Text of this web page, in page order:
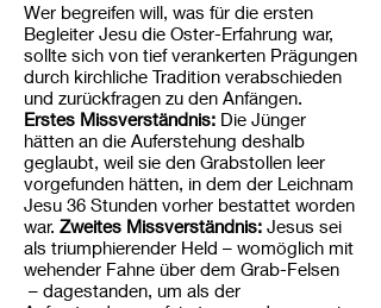
Wer begreifen will, was für die ersten
Begleiter Jesu die Oster-Erfahrung war,
sollte sich von tief verankerten Prägungen
durch kirchliche Tradition verabschieden
und zurückfragen zu den Anfängen.
Erstes Missverständnis: Die Jünger
hätten an die Auferstehung deshalb
geglaubt, weil sie den Grabstollen leer
vorgefunden hätten, in dem der Leichnam
Jesu 36 Stunden vorher bestattet worden
war. Zweites Missverständnis: Jesus sei
als triumphierender Held – womöglich mit
wehender Fahne über dem Grab-Felsen
– dagestanden, um als der